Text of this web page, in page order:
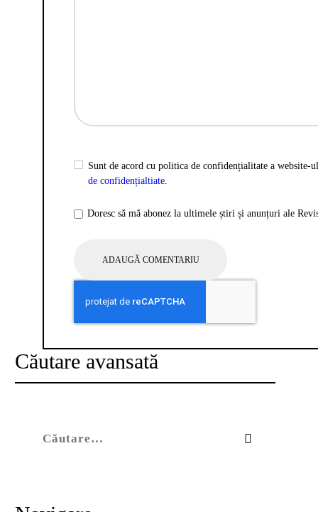
Sunt de acord cu politica de confidențialitate a
de confidențialtiate.
Doresc să mă abonez la ultimele știri și anunțuri ale
Căutare avansată